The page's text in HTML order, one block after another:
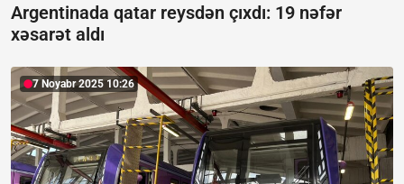
Argentinada qatar reysdən çıxdı: 19 nəfər
xəsarət aldı
7 Noyabr 2025 10:26